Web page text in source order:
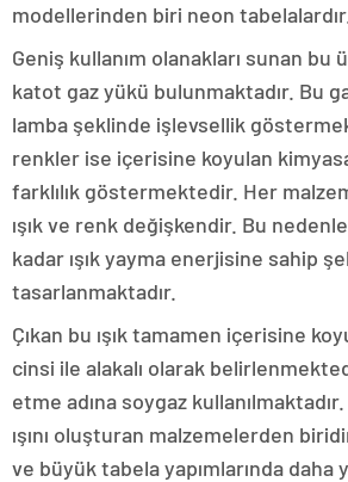
modellerinden biri neon tabelalardır.
Geniş kullanım olanakları sunan
katot gaz yükü bulunmaktadır. Bu
lamba şeklinde işlevsellik
renkler ise içerisine koyulan
farklılık göstermektedir. Her
ışık ve renk değişkendir. Bu
kadar ışık yayma enerjisine sahip
tasarlanmaktadır.
Çıkan bu ışık tamamen içerisine
cinsi ile alakalı olarak
etme adına soygaz
ışını oluşturan malzemelerden
ve büyük tabela yapımlarında daha